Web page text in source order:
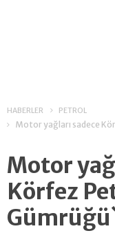
HABERLER PETROL
Motor yağları sadece
Motor
Körfez